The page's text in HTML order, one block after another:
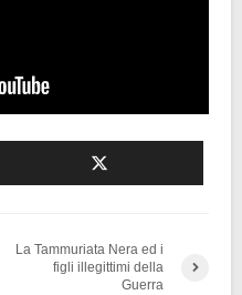
La Tammuriata Nera ed i
figli illegittimi della
Guerra